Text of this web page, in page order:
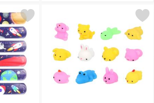
Snap Armbånd Space som favorit
Markér stretchy